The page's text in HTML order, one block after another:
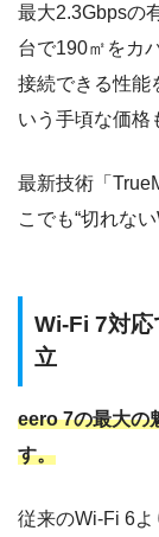
最大2.3Gbpsの
台で190㎡をカ
接続できる性能
いう手頃な価格
最新技術「
こでも“切れな
Wi-Fi 7対応
立
eero 7の最大の
す。
従来のWi-Fi 6